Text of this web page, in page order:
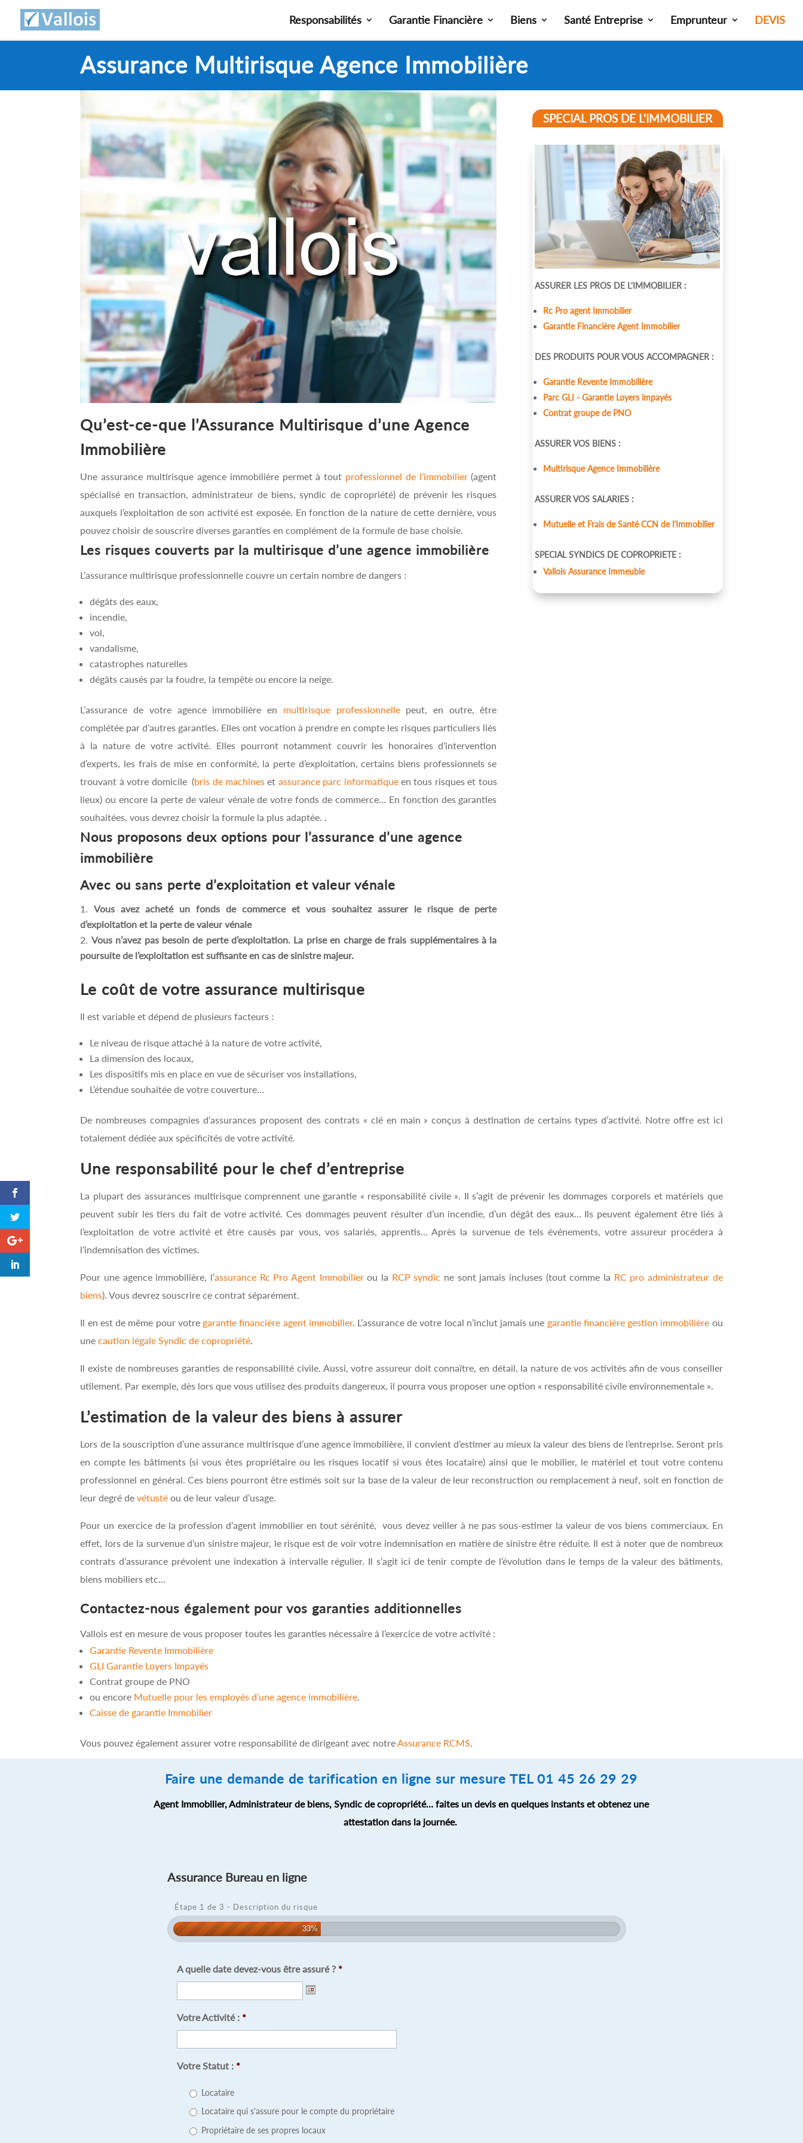
Responsabilités Garantie Financière Biens Santé Entreprise Emprunteur DEVIS
Assurance Multirisque Agence Immobilière
Qu’est-ce-que l’Assurance Multirisque d’une Agence
Immobilière
Une assurance multirisque agence immobilière permet à tout professionnel de l’immobilier(agent
spécialisé en transaction, administrateur de biens, syndic de copropriété) de prévenir les risques
auxquels l’exploitation de son activité est exposée. En fonction de la nature de cette dernière, vous
pouvez choisir de souscrire diverses garanties en complément de la formule de base choisie.
Les risques couverts par la multirisque d’une agence immobilière
L’assurance multirisque professionnelle couvre un certain nombre de dangers :
dégâts des eaux,
incendie,
vol,
vandalisme,
catastrophes naturelles
dégâts causés par la foudre, la tempête ou encore la neige.
L’assurance de votre agence immobilière en multirisque professionnellepeut, en outre, être
complétée par d’autres garanties. Elles ont vocation à prendre en compte les risques particuliers liés
à la nature de votre activité. Elles pourront notamment couvrir les honoraires d’intervention
d’experts, les frais de mise en conformité, la perte d’exploitation, certains biens professionnels se
trouvant à votre domicile (bris de machines et assurance parc informatiqueen tous risques et tous
lieux) ou encore la perte de valeur vénale de votre fonds de commerce… En fonction des garanties
souhaitées, vous devrez choisir la formule la plus adaptée. .
Nous proposons deux options pour l’assurance d’une agence
immobilière
Avec ou sans perte d’exploitation et valeur vénale
Vous avez acheté un fonds de commerce et vous souhaitez assurer le risque de perte
d’exploitation et la perte de valeur vénale
Vous n’avez pas besoin de perte d’exploitation. La prise en charge de frais supplémentaires à la
poursuite de l’exploitation est suffisante en cas de sinistre majeur.
SPECIAL PROS DE L'IMMOBILIER
ASSURER LES PROS DE L'IMMOBILIER :
Rc Pro agent Immobilier
Garantie Financière Agent Immobilier
DES PRODUITS POUR VOUS ACCOMPAGNER :
Garantie Revente Immobilière
Parc GLI - Garantie Loyers impayés
Contrat groupe de PNO
ASSURER VOS BIENS :
Multirisque Agence Immobilière
ASSURER VOS SALARIES :
Mutuelle et Frais de Santé CCN de l'Immobilier
SPECIAL SYNDICS DE COPROPRIETE :
Vallois Assurance Immeuble
Le coût de votre assurance multirisque
Il est variable et dépend de plusieurs facteurs :
Le niveau de risque attaché à la nature de votre activité,
La dimension des locaux,
Les dispositifs mis en place en vue de sécuriser vos installations,
L’étendue souhaitée de votre couverture…
De nombreuses compagnies d’assurances proposent des contrats « clé en main » conçus à destination de certains types d’activité. Notre offre est ici
totalement dédiée aux spécificités de votre activité.
Une responsabilité pour le chef d’entreprise
La plupart des assurances multirisque comprennent une garantie « responsabilité civile ». Il s’agit de prévenir les dommages corporels et matériels que
peuvent subir les tiers du fait de votre activité. Ces dommages peuvent résulter d’un incendie, d’un dégât des eaux… Ils peuvent également être liés à
l’exploitation de votre activité et être causés par vous, vos salariés, apprentis… Après la survenue de tels événements, votre assureur procédera à
l’indemnisation des victimes.
Pour une agence immobilière, l’assurance Rc Pro Agent Immobilierou la RCP syndic ne sont jamais incluses (tout comme la RC pro administrateur de
biens). Vous devrez souscrire ce contrat séparément.
Il en est de même pour votre garantie financière agent immobilier. L’assurance de votre local n’inclut jamais une garantie financière gestion immobilière ou
unecaution légale Syndic de copropriété
Il existe de nombreuses garanties de responsabilité civile. Aussi, votre assureur doit connaître, en détail, la nature de vos activités afin de vous conseiller
utilement. Par exemple, dès lors que vous utilisez des produits dangereux, il pourra vous proposer une option « responsabilité civile environnementale ».
L’estimation de la valeur des biens à assurer
Lors de la souscription d’une assurance multirisque d’une agence immobilière, il convient d’estimer au mieux la valeur des biens de l’entreprise. Seront pris
en compte les bâtiments (si vous êtes propriétaire ou les risques locatif si vous êtes locataire) ainsi que le mobilier, le matériel et tout votre contenu
professionnel en général. Ces biens pourront être estimés soit sur la base de la valeur de leur reconstruction ou remplacement à neuf, soit en fonction de
leur degré devétusté ou de leur valeur d’usage.
Pour un exercice de la profession d’agent immobilier en tout sérénité, vous devez veiller à ne pas sous-estimer la valeur de vos biens commerciaux. En
effet, lors de la survenue d’un sinistre majeur, le risque est de voir votre indemnisation en matière de sinistre être réduite. Il est à noter que de nombreux
contrats d’assurance prévoient une indexation à intervalle régulier. Il s’agit ici de tenir compte de l’évolution dans le temps de la valeur des bâtiments,
biens mobiliers etc…
Contactez-nous également pour vos garanties additionnelles
Vallois est en mesure de vous proposer toutes les garanties nécessaire à l’exercice de votre activité :
Garantie Revente Immobilière
GLI Garantie Loyers Impayés
Contrat groupe de PNO
ou encore Mutuelle pour les employés d’une agence immobilière
Caisse de garantie Immobilier
Vous pouvez également assurer votre responsabilité de dirigeant avec notre Assurance RCMS
Faire une demande de tarification en ligne sur mesure TEL 01 45 26 29 29
Agent Immobilier, Administrateur de biens, Syndic de copropriété… faites un devis en quelques instants et obtenez une
attestation dans la journée.
Assurance Bureau en ligne
Étape 1 de 3 - Description du risque
33%
A quelle date devez-vous être assuré ? *
Votre Activité : *
Votre Statut : *
Locataire
Locataire qui s'assure pour le compte du propriétaire
Propriétaire de ses propres locaux